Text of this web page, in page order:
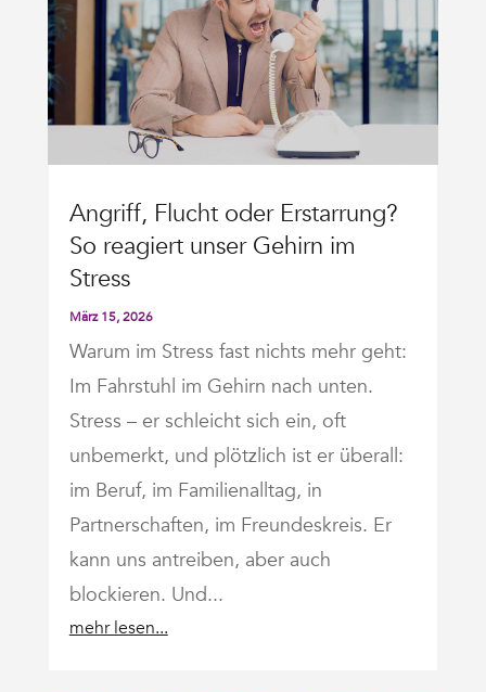
Angriff, Flucht oder Erstarrung?
So reagiert unser Gehirn im
Stress
März 15, 2026
Warum im Stress fast nichts mehr geht:
Im Fahrstuhl im Gehirn nach unten.
Stress – er schleicht sich ein, oft
unbemerkt, und plötzlich ist er überall:
im Beruf, im Familienalltag, in
Partnerschaften, im Freundeskreis. Er
kann uns antreiben, aber auch
blockieren. Und...
mehr lesen...